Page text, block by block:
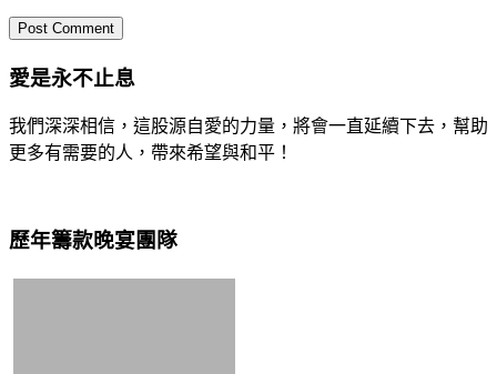
愛是永不止息
我們深深相信，這股源自愛的力量，將會一直延續下去，幫助
更多有需要的人，帶來希望與和平！
歷年籌款晚宴團隊